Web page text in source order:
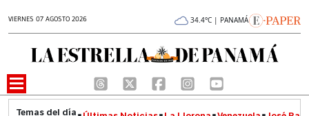
VIERNES 07 AGOSTO 2026 34.4°C | PANAMÁ